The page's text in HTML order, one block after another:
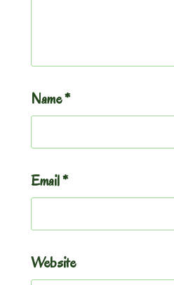
Name*
Email*
Website